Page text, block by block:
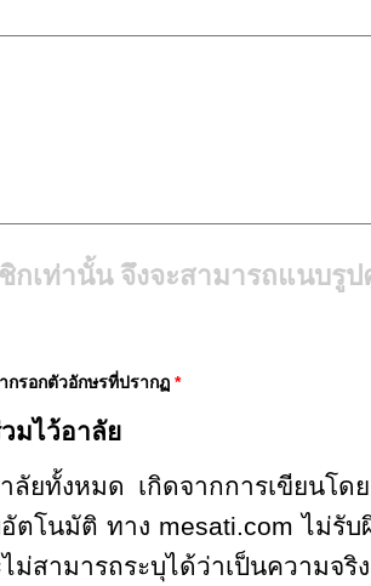
กเท่านั้น จึงจะสามารถแนบรู
กรอกตัวอักษรที่ปรากฏ *
มไว้อาลัย
ลัยทั้งหมด เกิดจากการเขียนโด
ตโนมัติ ทาง mesati.com ไม่รั
ม่สามารถระบุได้ว่าเป็นความจ